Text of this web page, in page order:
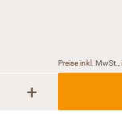
Preise inkl. MwSt.,
+